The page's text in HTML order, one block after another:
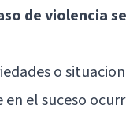
de violencia
o
el suceso